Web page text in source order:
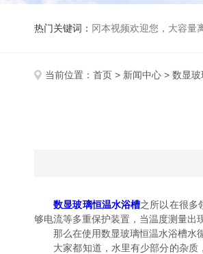
热门关键词： 冈本视频欢迎您，大容量离心机，大容量振荡器，高速冷
当前位置： 首页 > 新闻中心 > 数显
数显玻璃恒温水浴槽之所以在很多
够电流等多重保护装置，当温度测量
那么在使用数显玻璃恒温水浴槽水循
大家都知道，水里有少部分的杂质